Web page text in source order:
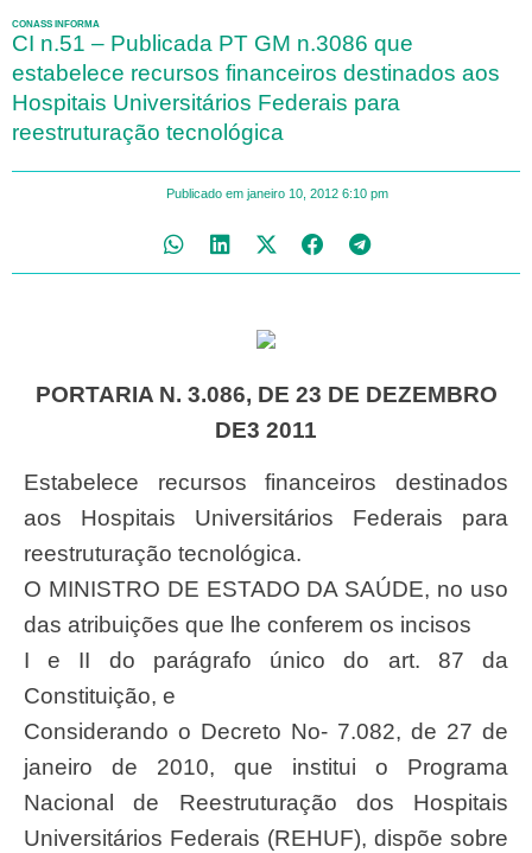
CONASS INFORMA
CI n.51 – Publicada PT GM n.3086 que
estabelece recursos financeiros destinados aos
Hospitais Universitários Federais para
reestruturação tecnológica
Publicado em janeiro 10, 2012 6:10 pm
PORTARIA N. 3.086, DE 23 DE DEZEMBRO
DE3 2011
Estabelece recursos financeiros destinados
aos Hospitais Universitários Federais para
reestruturação tecnológica.
O MINISTRO DE ESTADO DA SAÚDE, no uso
das atribuições que lhe conferem os incisos
I e II do parágrafo único do art. 87 da
Constituição, e
Considerando o Decreto No- 7.082, de 27 de
janeiro de 2010, que institui o Programa
Nacional de Reestruturação dos Hospitais
Universitários Federais (REHUF), dispõe sobre